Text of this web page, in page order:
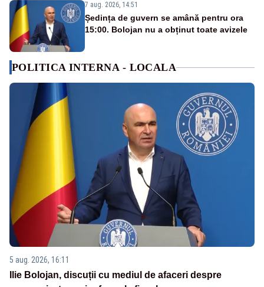
7 aug. 2026, 14:51
Ședința de guvern se amână pentru ora
15:00. Bolojan nu a obținut toate avizele
POLITICA INTERNA - LOCALA
5 aug. 2026, 16:11
Ilie Bolojan, discuții cu mediul de afaceri despre